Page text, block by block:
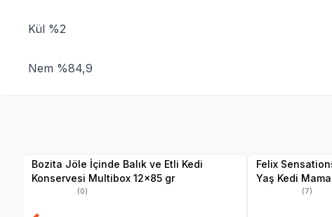
Kül %2
Nem %84,9
Bozita Jöle İçinde Balık ve Etli Kedi
Konservesi Multibox 12x85 gr
(0)
Felix
Yaş Kedi
(7)